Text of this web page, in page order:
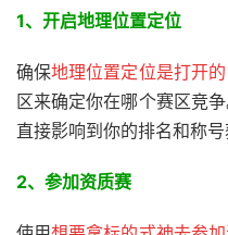
1、开启地理位置定位
确保地理位置定位是打开的
区来确定你在哪个赛区竞
直接影响到你的排名和称号
2、 参加资质赛